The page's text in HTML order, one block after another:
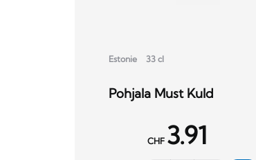
Estonie 33 cl
Pohjala Must Kuld
CHF 3.91